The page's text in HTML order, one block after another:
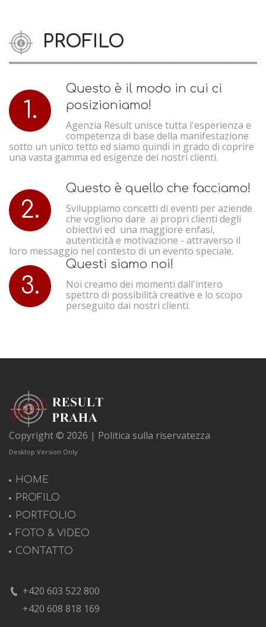
PROFILO
1.
Questo è il modo in cui ci
posizioniamo!
Agenzia Result unisce tutta l'esperienza e
competenza di base della manifestazione
sotto un unico tetto ed siamo quindi in grado di coprire
una vasta gamma ed esigenze dei nostri clienti.
2.
Questo è quello che facciamo!
Sviluppiamo concetti di eventi per aziende
che vogliono dare ai propri clienti degli
obiettivi ed una maggiore enfasi,
autenticità e motivazione - attraverso il
loro messaggio nel contesto di un evento speciale.
3.
Questi siamo noi!
Noi creamo dei momenti dall'intero
spettro di possibilità creative e lo scopo
perseguito dai nostri clienti.
Copyright © 2026 | Politica sulla riservatezza
Desktop Version Only
HOME
PROFILO
PORTFOLIO
FOTO & VIDEO
CONTATTO
+420 603 522 800
+420 608 818 169